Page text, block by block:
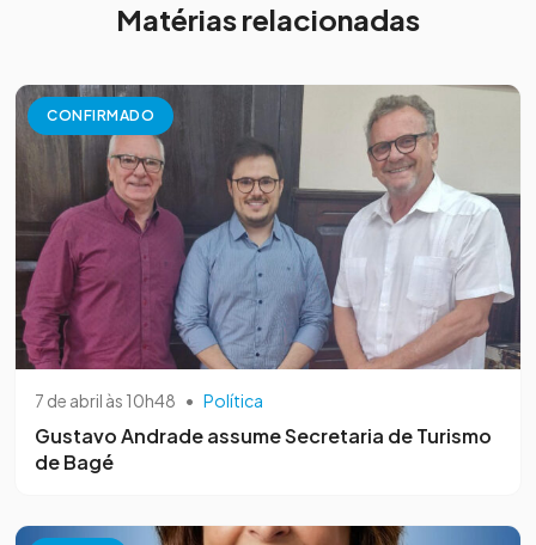
Matérias relacionadas
CONFIRMADO
7 de abril às 10h48 • Política
Gustavo Andrade assume Secretaria de Turismo
de Bagé